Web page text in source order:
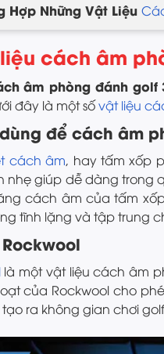
Hợp Những Vật Liệu
cách âm
âm phòng đánh golf
đây là một sốvật liệu
dùng để cách âm
cách âm, hay tấm xốp
nhẹ giúp dễ dàng
cách âm của tấm
tĩnh lặng và tập trung
là một vật liệu cách âm
của Rockwool cho
ra không gian chơi